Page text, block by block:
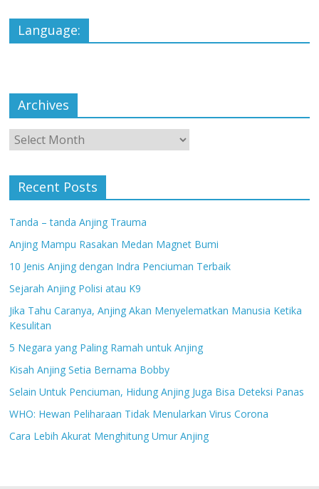
Language:
Archives
Archives
Recent Posts
Tanda – tanda Anjing Trauma
Anjing Mampu Rasakan Medan Magnet Bumi
10 Jenis Anjing dengan Indra Penciuman Terbaik
Sejarah Anjing Polisi atau K9
Jika Tahu Caranya, Anjing Akan Menyelematkan Manusia Ketika
Kesulitan
5 Negara yang Paling Ramah untuk Anjing
Kisah Anjing Setia Bernama Bobby
Selain Untuk Penciuman, Hidung Anjing Juga Bisa Deteksi Panas
WHO: Hewan Peliharaan Tidak Menularkan Virus Corona
Cara Lebih Akurat Menghitung Umur Anjing